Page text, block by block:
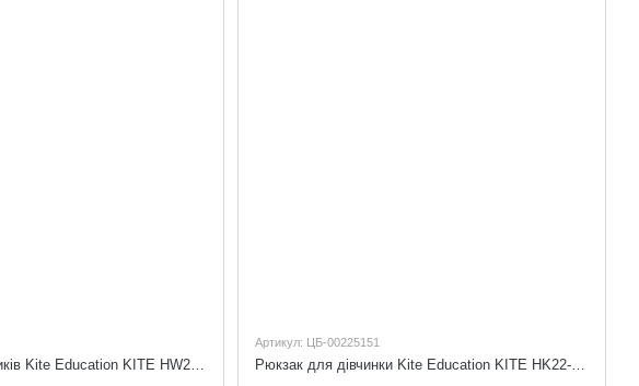
Рюкзак для хлопчиків Kite Education KITE HW22-531M
Артикул: ЦБ-00225151
Рюкзак для дівчинки Kite Education KITE HK22-531M